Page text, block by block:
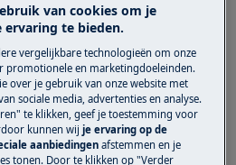
van cookies om je
ervaring te bieden.
vergelijkbare technologieën om onze
promotionele en marketingdoeleinden.
over je gebruik van onze website met
sociale media, advertenties en analyse.
te klikken, geef je toestemming voor
kunnen wijje ervaring op de
aanbiedingen afstemmen en je
tonen. Door te klikken op "Verder